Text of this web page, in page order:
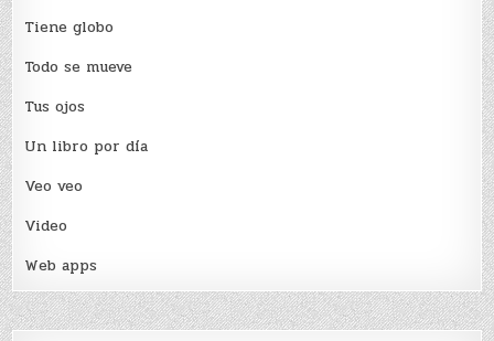
Tiene globo
Todo se mueve
Tus ojos
Un libro por día
Veo veo
Video
Web apps